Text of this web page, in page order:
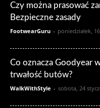
Czy można prasować
Bezpieczne zasady
FootwearGuru - poniedziałek,
Co oznacza Goodyear
trwałość butów?
WalkWithStyle - sobota, 24